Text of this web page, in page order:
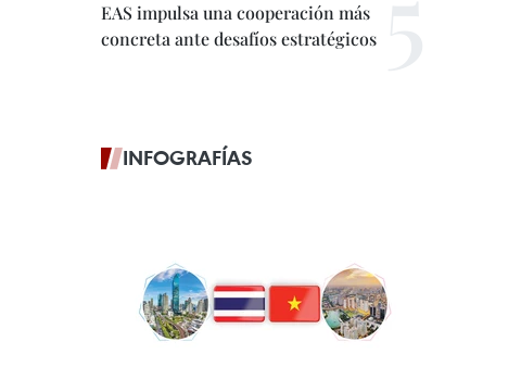
EAS impulsa una cooperación más
concreta ante desafíos estratégicos
INFOGRAFÍAS